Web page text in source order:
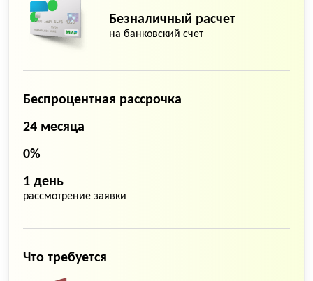
Безналичный расчет
на банковский счет
Беспроцентная рассрочка
24 месяца
0%
1 день
рассмотрение заявки
Что требуется